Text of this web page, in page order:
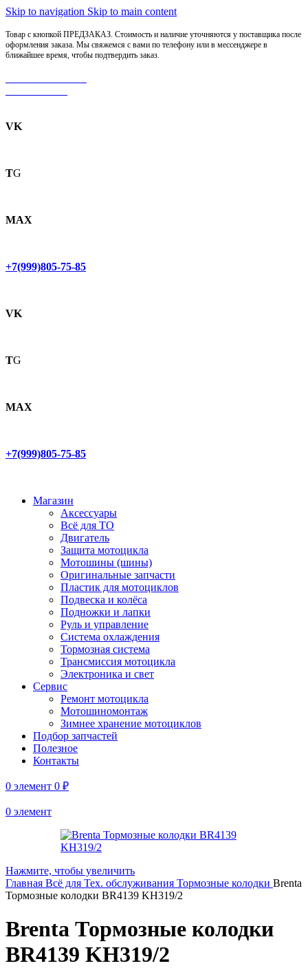
Skip to navigation Skip to main content
Товар с кнопкой ПРЕДЗАКАЗ. Стоимость и наличие уточняются у поставщика после
оформления заказа. Мы свяжемся с вами по телефону или в мессенджере в
ближайшее время, чтобы подтвердить заказ.
VK
TG
MAX
+7(999)805-75-85
VK
TG
MAX
+7(999)805-75-85
Магазин
Аксессуары
Всё для ТО
Двигатель
Защита мотоцикла
Мотошины (шины)
Оригинальные запчасти
Пластик для мотоциклов
Подвеска и колёса
Подножки и лапки
Руль и управление
Система охлаждения
Тормозная система
Трансмиссия мотоцикла
Электроника и свет
Сервис
Ремонт мотоцикла
Мотошиномонтаж
Зимнее хранение мотоциклов
Подбор запчастей
Полезное
Контакты
0 элемент 0 ₽
0 элемент
Нажмите, чтобы увеличить
Главная Всё для Тех. обслуживания Тормозные колодки Brenta
Тормозные колодки BR4139 KH319/2
Brenta Тормозные колодки
BR4139 KH319/2